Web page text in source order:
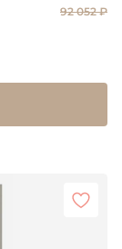
92 052 ₽